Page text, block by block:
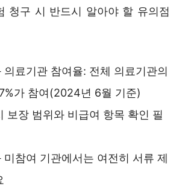
청구 시 반드시 알아야 할 유의점
의료기관 참여율: 전체 의료기관의
가 참여(2024년 6월 기준)
보장 범위와 비급여 항목 확인 필
미참여 기관에서는 여전히 서류 제